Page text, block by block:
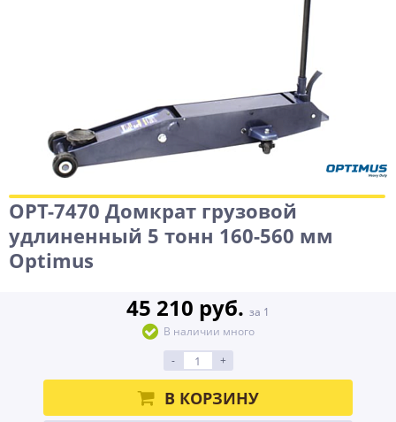
OPT-7470 Домкрат грузовой
удлиненный 5 тонн 160-560 мм
Optimus
45 210 руб. за 1
В наличии много
-
+
В КОРЗИНУ